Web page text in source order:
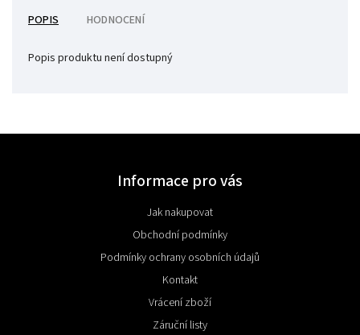
POPIS HODNOCENÍ
Popis produktu není dostupný
Informace pro vás
Jak nakupovat
Obchodní podmínky
Podmínky ochrany osobních údajů
Kontakt
Vrácení zboží
Záruční listy